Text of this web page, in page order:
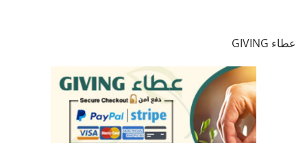
عطاء GIVING